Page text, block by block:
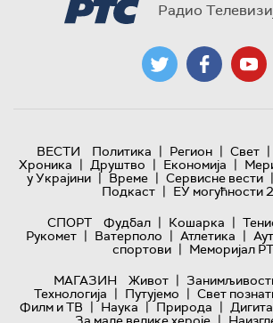
Радио
ВЕСТИ Политика | Регион | Свет |
Хроника | Друштво | Економија |
у Украјини | Време | Сервисне вести |
Подкаст | ЕУ могућности
СПОРТ
Фудбал | Кошарка |
Рукомет | Ватерполо | Атлетика |
спортови | Меморијал
МАГАЗИН
Живот |
Технологијa | Путујемо | Свет
Филм и ТВ | Наука | Природа |